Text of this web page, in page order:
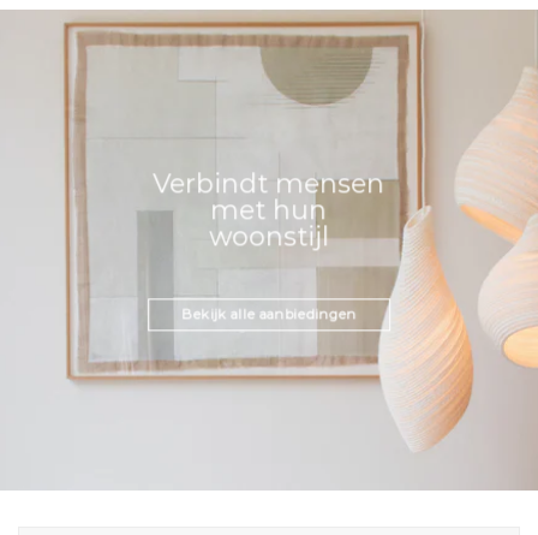
Verbindt mensen
met hun
woonstijl
Bekijk alle aanbiedingen